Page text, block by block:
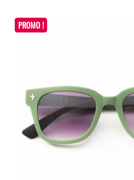
PROMO !